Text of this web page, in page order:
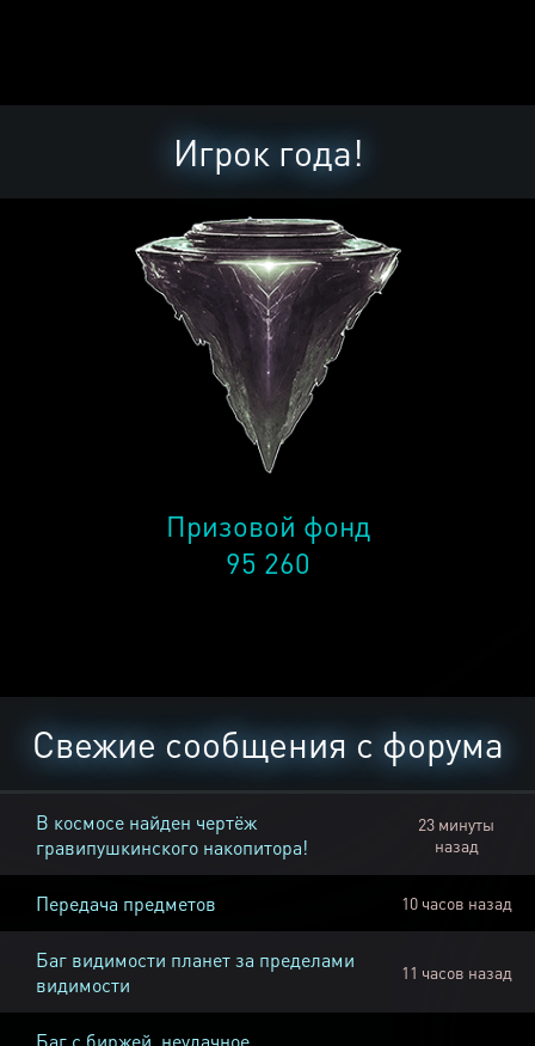
Игрок года!
Призовой фонд
95 260
Свежие сообщения с форума
В космосе найден чертёж
гравипушкинского накопитора!
23 минуты
назад
Передача предметов 10 часов назад
Баг видимости планет за пределами
видимости
11 часов назад